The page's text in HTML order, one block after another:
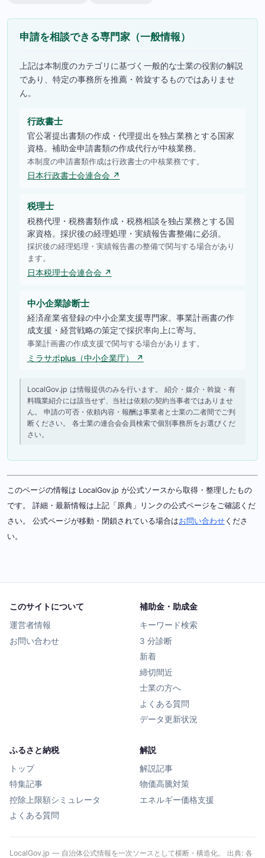
申請を相談できる専門家（一般情報）
上記は本制度のカテゴリに基づく一般的な士業の役割の解説
であり、特定の事務所を推薦・斡旋するものではありませ
ん。
行政書士
官公署提出書類の作成・代理提出を独占業務とする国家
資格。補助金申請書類の作成代行が中核業務。
本制度の申請書類作成は行政書士の中核業務です。
日本行政書士会連合会 ↗
税理士
税務代理・税務書類作成・税務相談を独占業務とする国
家資格。採択後の経理処理・実績報告書整備に必須。
採択後の経理処理・実績報告書の整備で関与する場合があり
ます。
日本税理士会連合会 ↗
中小企業診断士
経済産業省登録の中小企業支援専門家。事業計画書の作
成支援・経営戦略の策定で採択率向上に寄与。
事業計画書の作成支援で関与する場合があります。
ミラサポplus（中小企業庁） ↗
LocalGov.jp は情報提供のみを行います。 紹介・媒介・斡旋・有
料職業紹介には該当せず、当社は依頼の契約当事者ではありませ
ん。 申請の可否・依頼内容・報酬は事業者と士業の二者間でご判
断ください。 各士業の連合会会員検索で個別事務所をお選びくだ
さい。
このページの情報は LocalGov.jp が公式ソースから取得・整理したもの
です。 詳細・最新情報は上記「原典」リンクの公式ページをご確認くだ
さい。 公式ページが移動・閉鎖されている場合はお問い合わせ くださ
い。
このサイトについて
運営者情報
お問い合わせ
補助金・助成金
キーワード検索
3 分診断
新着
締切間近
士業の方へ
よくある質問
データ更新状況
ふるさと納税
トップ
特集記事
控除上限額シミュレータ
よくある質問
解説
解説記事
物価高騰対策
エネルギー価格支援
LocalGov.jp — 自治体公式情報を一次ソースとして横断・構造化。 出典: 各